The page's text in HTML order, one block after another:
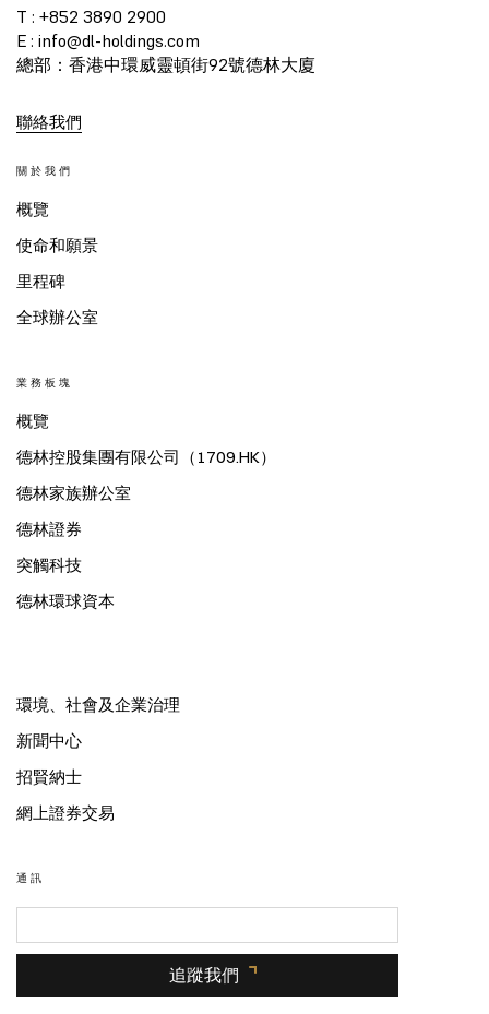
T : +852 3890 2900
E : info@dl-holdings.com
總部：香港中環威靈頓街92號德林大廈
聯絡我們
關於我們
概覽
使命和願景
里程碑
全球辦公室
業務板塊
概覽
德林控股集團有限公司（1709.HK）
德林家族辦公室
德林證券
突觸科技
德林環球資本
環境、社會及企業治理
新聞中心
招賢納士
網上證券交易
通訊
追蹤我們